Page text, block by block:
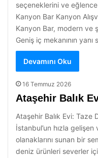
seçeneklerini ve
Kanyon Bar Kanyon
Kanyon Bar, modern ve
Geniş iç mekanının
Devamını Oku
16 Temmuz 2026
Ataşehir Balık
Ataşehir Balık Evi: Taze
İstanbul’un hızla
olanaklarını sunan bir
deniz ürünleri severler